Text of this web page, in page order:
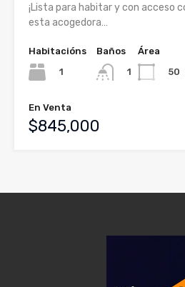
¡Lista para habitar y con acceso
esta acogedora…
Habitacións
1
Baños
1
Área
50
En Venta
$845,000